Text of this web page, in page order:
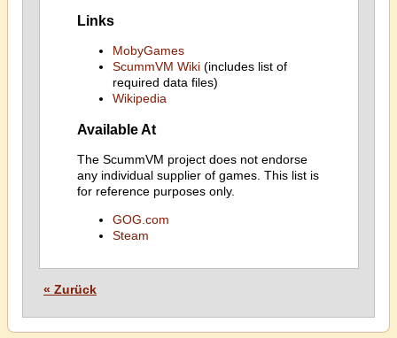
Links
MobyGames
ScummVM Wiki(includes list of
required data files)
Wikipedia
Available At
The ScummVM project does not endorse
any individual supplier of games. This list is
for reference purposes only.
GOG.com
Steam
« Zurück